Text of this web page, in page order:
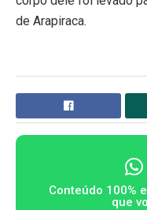
de Arapiraca.
Conteúdo 100%
que